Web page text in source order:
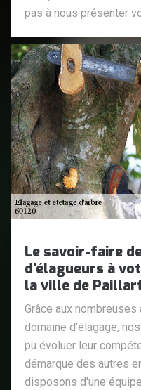
pas à nous présenter
Le savoir-faire
d'élagueurs à
la ville de
Grâce aux
domaine d'élagage,
pu évoluer leur
démarque des autres
disposons d'une